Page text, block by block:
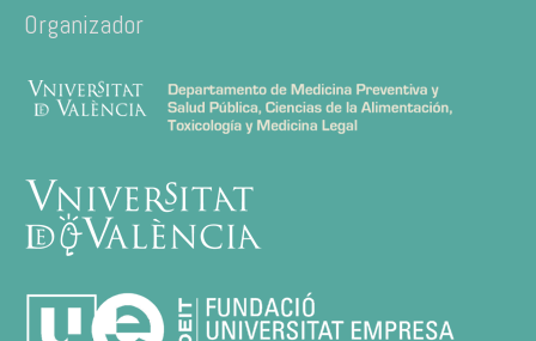
Organizador